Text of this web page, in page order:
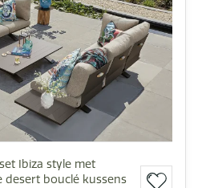
Ibiza style met
desert bouclé kussens